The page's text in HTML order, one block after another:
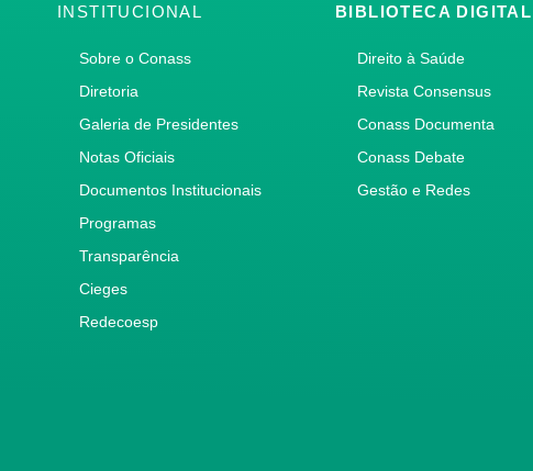
INSTITUCIONAL
Sobre o Conass
Diretoria
Galeria de Presidentes
Notas Oficiais
Documentos Institucionais
Programas
Transparência
Cieges
Redecoesp
BIBLIOTECA DIGITAL
Direito à Saúde
Revista Consensus
Conass Documenta
Conass Debate
Gestão e Redes